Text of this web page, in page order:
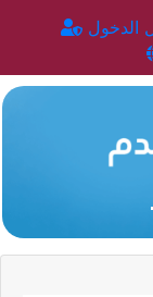
الدخول